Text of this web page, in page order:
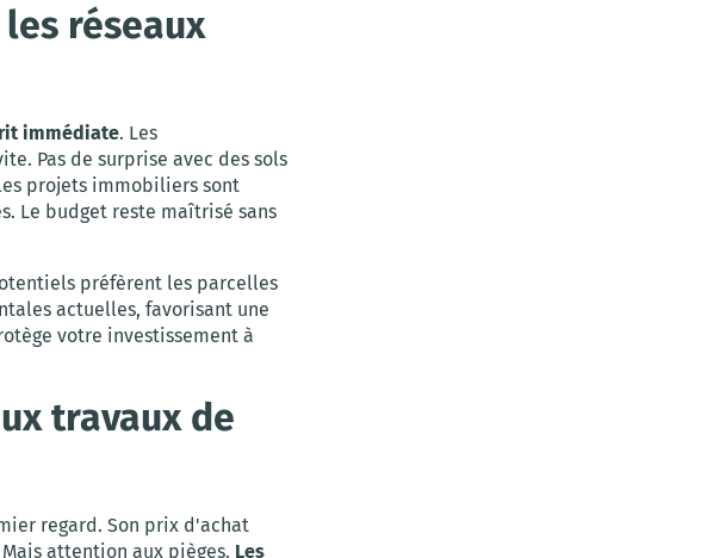
réseaux
immédiate. Les
Pas de surprise avec des sols
projets immobiliers sont
Le budget reste maîtrisé sans
préfèrent les parcelles
actuelles, favorisant une
votre investissement à
travaux de
regard. Son prix d'achat
attention aux pièges. Les